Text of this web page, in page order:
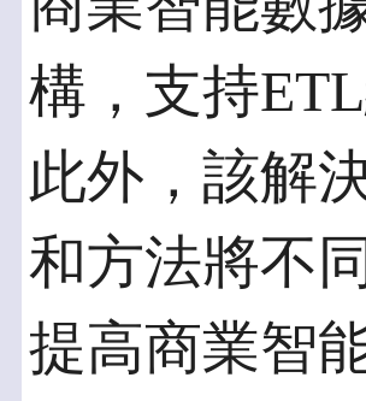
構，支持
此外，該解
和方法將不
提高商業智